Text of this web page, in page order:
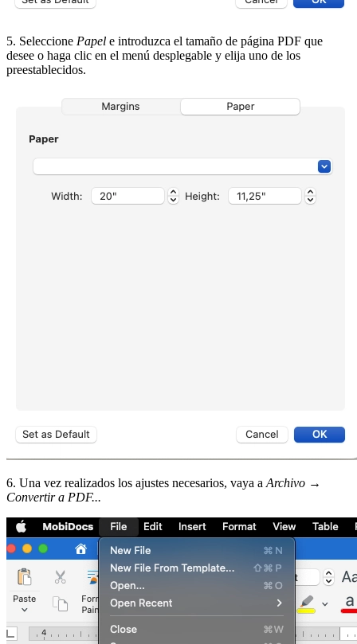
5. Seleccione Papel e introduzca el tamaño de página PDF que
desee o haga clic en el menú desplegable y elija uno de los
preestablecidos.
6. Una vez realizados los ajustes necesarios, vaya aArchivo →
Convertir a PDF...